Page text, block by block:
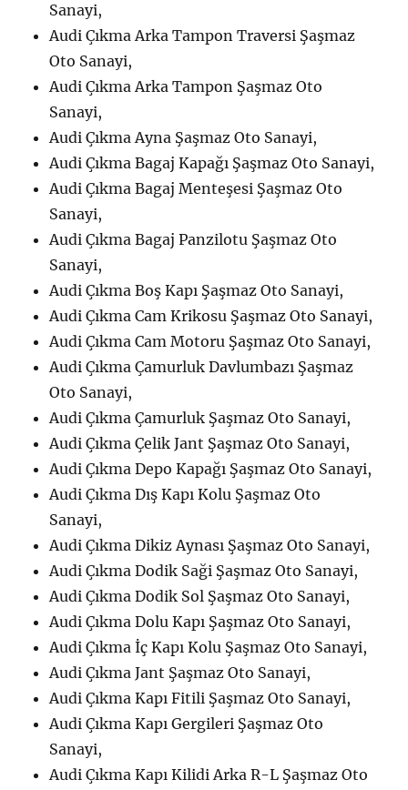
Sanayi,
Audi Çıkma Arka Tampon Traversi Şaşmaz
Oto Sanayi,
Audi Çıkma Arka Tampon Şaşmaz Oto
Sanayi,
Audi Çıkma Ayna Şaşmaz Oto Sanayi,
Audi Çıkma Bagaj Kapağı Şaşmaz Oto Sanayi,
Audi Çıkma Bagaj Menteşesi Şaşmaz Oto
Sanayi,
Audi Çıkma Bagaj Panzilotu Şaşmaz Oto
Sanayi,
Audi Çıkma Boş Kapı Şaşmaz Oto Sanayi,
Audi Çıkma Cam Krikosu Şaşmaz Oto Sanayi,
Audi Çıkma Cam Motoru Şaşmaz Oto Sanayi,
Audi Çıkma Çamurluk Davlumbazı Şaşmaz
Oto Sanayi,
Audi Çıkma Çamurluk Şaşmaz Oto Sanayi,
Audi Çıkma Çelik Jant Şaşmaz Oto Sanayi,
Audi Çıkma Depo Kapağı Şaşmaz Oto Sanayi,
Audi Çıkma Dış Kapı Kolu Şaşmaz Oto
Sanayi,
Audi Çıkma Dikiz Aynası Şaşmaz Oto Sanayi,
Audi Çıkma Dodik Saği Şaşmaz Oto Sanayi,
Audi Çıkma Dodik Sol Şaşmaz Oto Sanayi,
Audi Çıkma Dolu Kapı Şaşmaz Oto Sanayi,
Audi Çıkma İç Kapı Kolu Şaşmaz Oto Sanayi,
Audi Çıkma Jant Şaşmaz Oto Sanayi,
Audi Çıkma Kapı Fitili Şaşmaz Oto Sanayi,
Audi Çıkma Kapı Gergileri Şaşmaz Oto
Sanayi,
Audi Çıkma Kapı Kilidi Arka R-L Şaşmaz Oto